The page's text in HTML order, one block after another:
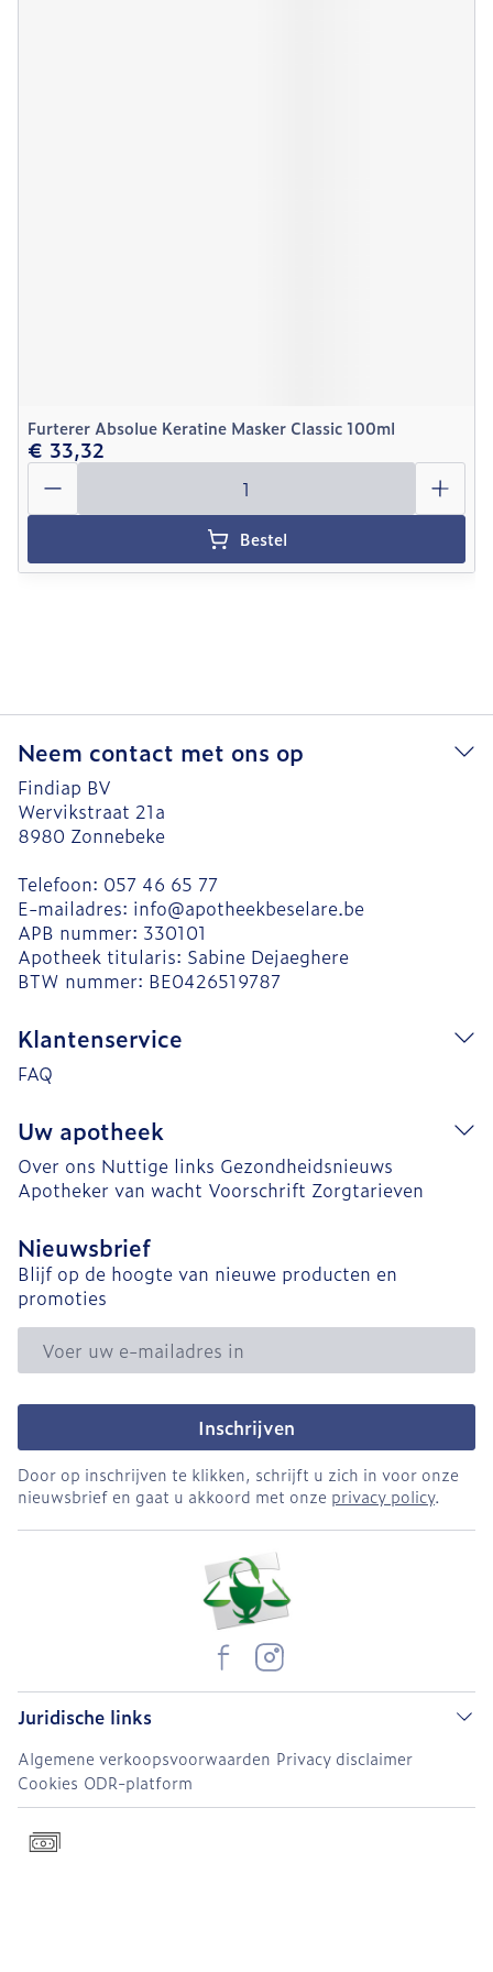
Furterer Absolue Keratine Masker Classic 100ml
€ 33,32
Aantal
Bestel
Neem contact met ons op
Findiap BV
Wervikstraat 21a
8980 Zonnebeke
Telefoon: 057 46 65 77
E-mailadres: info@apotheekbeselare.be
APB nummer: 330101
Apotheek titularis: Sabine Dejaeghere
BTW nummer: BE0426519787
Klantenservice
FAQ
Uw apotheek
Over ons Nuttige links Gezondheidsnieuws
Apotheker van wacht Voorschrift Zorgtarieven
Nieuwsbrief
Blijf op de hoogte van nieuwe producten en
promoties
E-mail adres
Inschrijven
Door op inschrijven te klikken, schrijft u zich in voor onze
nieuwsbrief en gaat u akkoord met onze privacy policy.
Juridische links
Algemene verkoopsvoorwaarden Privacy disclaimer
Cookies ODR-platform